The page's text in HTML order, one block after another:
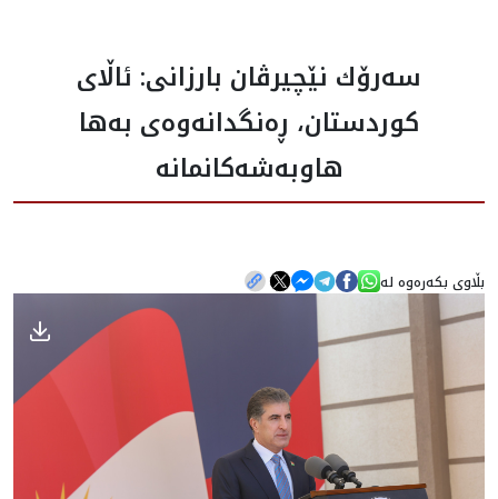
جێگرانی سه‌رۆک
ستافی سەرۆکایەتی
هه‌واڵ
گەلەری
سه‌رۆك نێچيرڤان بارزانى: ئاڵای
کوردستان، ڕەنگدانەوەی به‌ها
هاوبه‌شه‌كانمانه‌
بڵاوی بکەرەوە لە